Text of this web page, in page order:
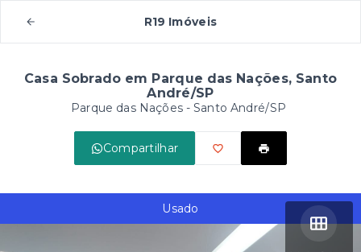
R19 Imóveis
Casa Sobrado em Parque das Nações, Santo
André/SP
Parque das Nações - Santo André/SP
Compartilhar
Usado